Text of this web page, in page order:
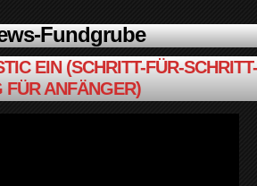
Fundgrube
EIN (SCHRITT-FÜR-SCHRITT-
FÜR ANFÄNGER)